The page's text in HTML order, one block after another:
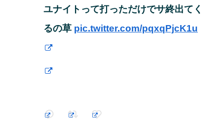
ユナイトって打っただけでサ終出てく
るの草 pic.twitter.com/pqxqPjcK1u